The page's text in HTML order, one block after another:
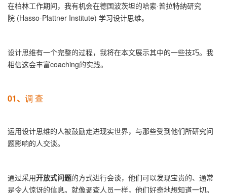
在柏林工作期间，我有机会在德国波茨坦的哈索·普拉特納研究
院 (Hasso-Plattner Institute) 学习设计思维。
设计思维有一个完整的过程，我将在本文展示其中的一些技巧。我
相信这会丰富coaching的实践。
01、 调 查
运用设计思维的人被鼓励走进现实世界，与那些受到他们所研究问
题影响的人交谈。
通过采用开放式问题的方式进行会谈，他们可以发现宝贵的、通常
是令人惊讶的信息。 就像调查人员一样，他们好奇地想知道一切。